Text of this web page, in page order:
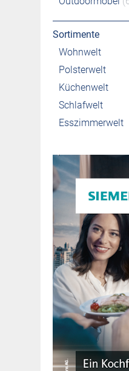
Sortimente
Wohnwelt
Polsterwelt
Küchenwelt
Schlafwelt
Esszimmerwelt